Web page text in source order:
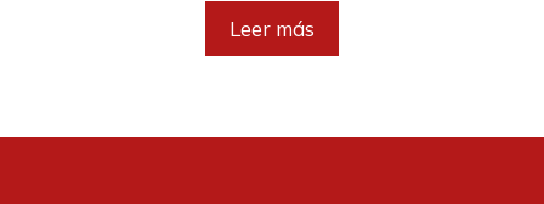
original
era:
actual
es:
Leer más